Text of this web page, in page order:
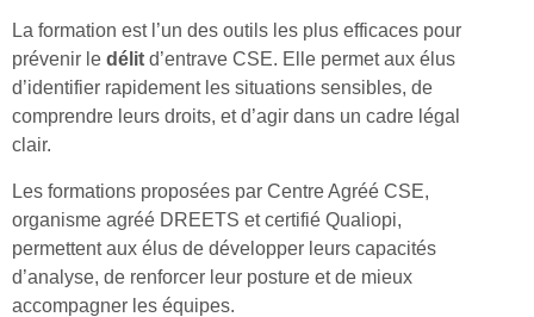
La formation est l’un des outils les plus efficaces pour
prévenir le délit d’entrave CSE. Elle permet aux élus
d’identifier rapidement les situations sensibles, de
comprendre leurs droits, et d’agir dans un cadre légal
clair.
Les formations proposées par Centre Agréé CSE,
organisme agréé DREETS et certifié Qualiopi,
permettent aux élus de développer leurs capacités
d’analyse, de renforcer leur posture et de mieux
accompagner les équipes.